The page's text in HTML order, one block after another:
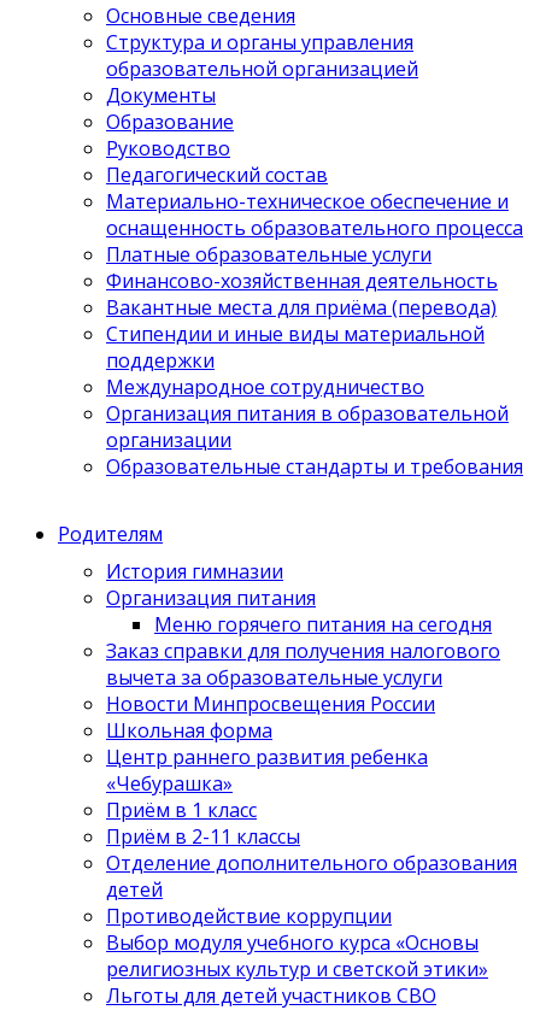
Основные сведения
Структура и органы управления
образовательной организацией
Документы
Образование
Руководство
Педагогический состав
Материально-техническое обеспечение и
оснащенность образовательного процесса
Платные образовательные услуги
Финансово-хозяйственная деятельность
Вакантные места для приёма (перевода)
Стипендии и иные виды материальной
поддержки
Международное сотрудничество
Организация питания в образовательной
организации
Образовательные стандарты и требования
Родителям
История гимназии
Организация питания
Меню горячего питания на сегодня
Заказ справки для получения налогового
вычета за образовательные услуги
Новости Минпросвещения России
Школьная форма
Центр раннего развития ребенка
«Чебурашка»
Приём в 1 класс
Приём в 2-11 классы
Отделение дополнительного образования
детей
Противодействие коррупции
Выбор модуля учебного курса «Основы
религиозных культур и светской этики»
Льготы для детей участников СВО